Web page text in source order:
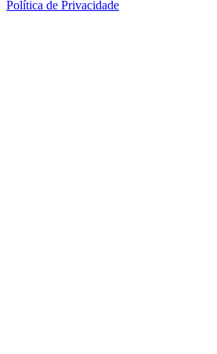
Política de Privacidade